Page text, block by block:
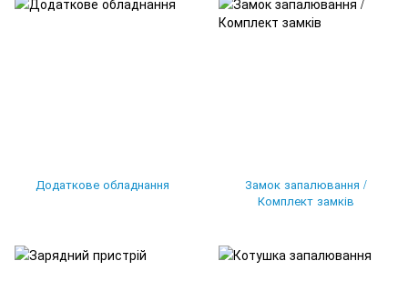
Додаткове обладнання
Замок запалювання /
Комплект замків